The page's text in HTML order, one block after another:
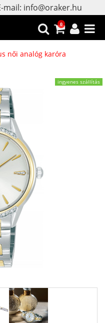
mail: info@oraker.hu
0
női analóg karóra
ingyenes szállítás